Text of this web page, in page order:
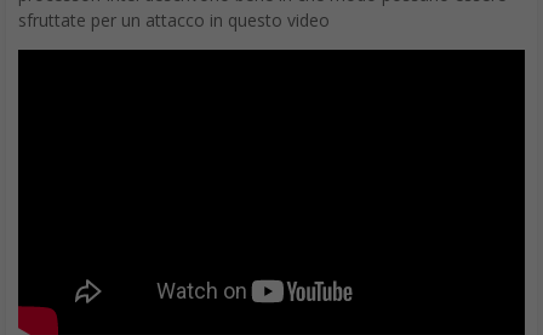
sfruttate per un attacco in questo video